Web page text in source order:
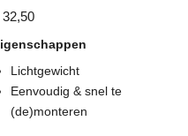
32,50
Lichtgewicht
Eenvoudig & snel te
(de)monteren